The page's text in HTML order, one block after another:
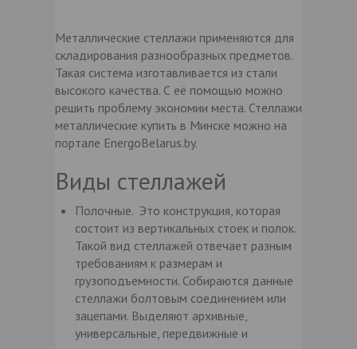
Металлические стеллажи применяются для
складирования разнообразных предметов.
Такая система изготавливается из стали
высокого качества. С её помощью можно
решить проблему экономии места. Стеллажи
металлические купить в Минске можно на
портале EnergoBelarus.by.
Виды стеллажей
Полочные. Это конструкция, которая
состоит из вертикальных стоек и полок.
Такой вид стеллажей отвечает разным
требованиям к размерам и
грузоподъемности. Собираются данные
стеллажи болтовым соединением или
зацепами. Выделяют архивные,
универсальные, передвижные и